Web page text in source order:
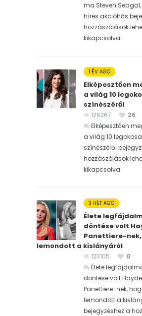
ma Steven
híres akcióhős
hozzászólások
kikapcsolva
1 ÉV AGO
Elképesztően
a világ 10
színészéről
126267
26
Elképesztően
a világ 10
színészéről
hozzászólások
kikapcsolva
3 HÉT AGO
Élete
döntése volt
Panettiere-
lemondott a kislányáról
123105
0
Élete
döntése volt
Panettiere-nek,
lemondott a
bejegyzéshez a